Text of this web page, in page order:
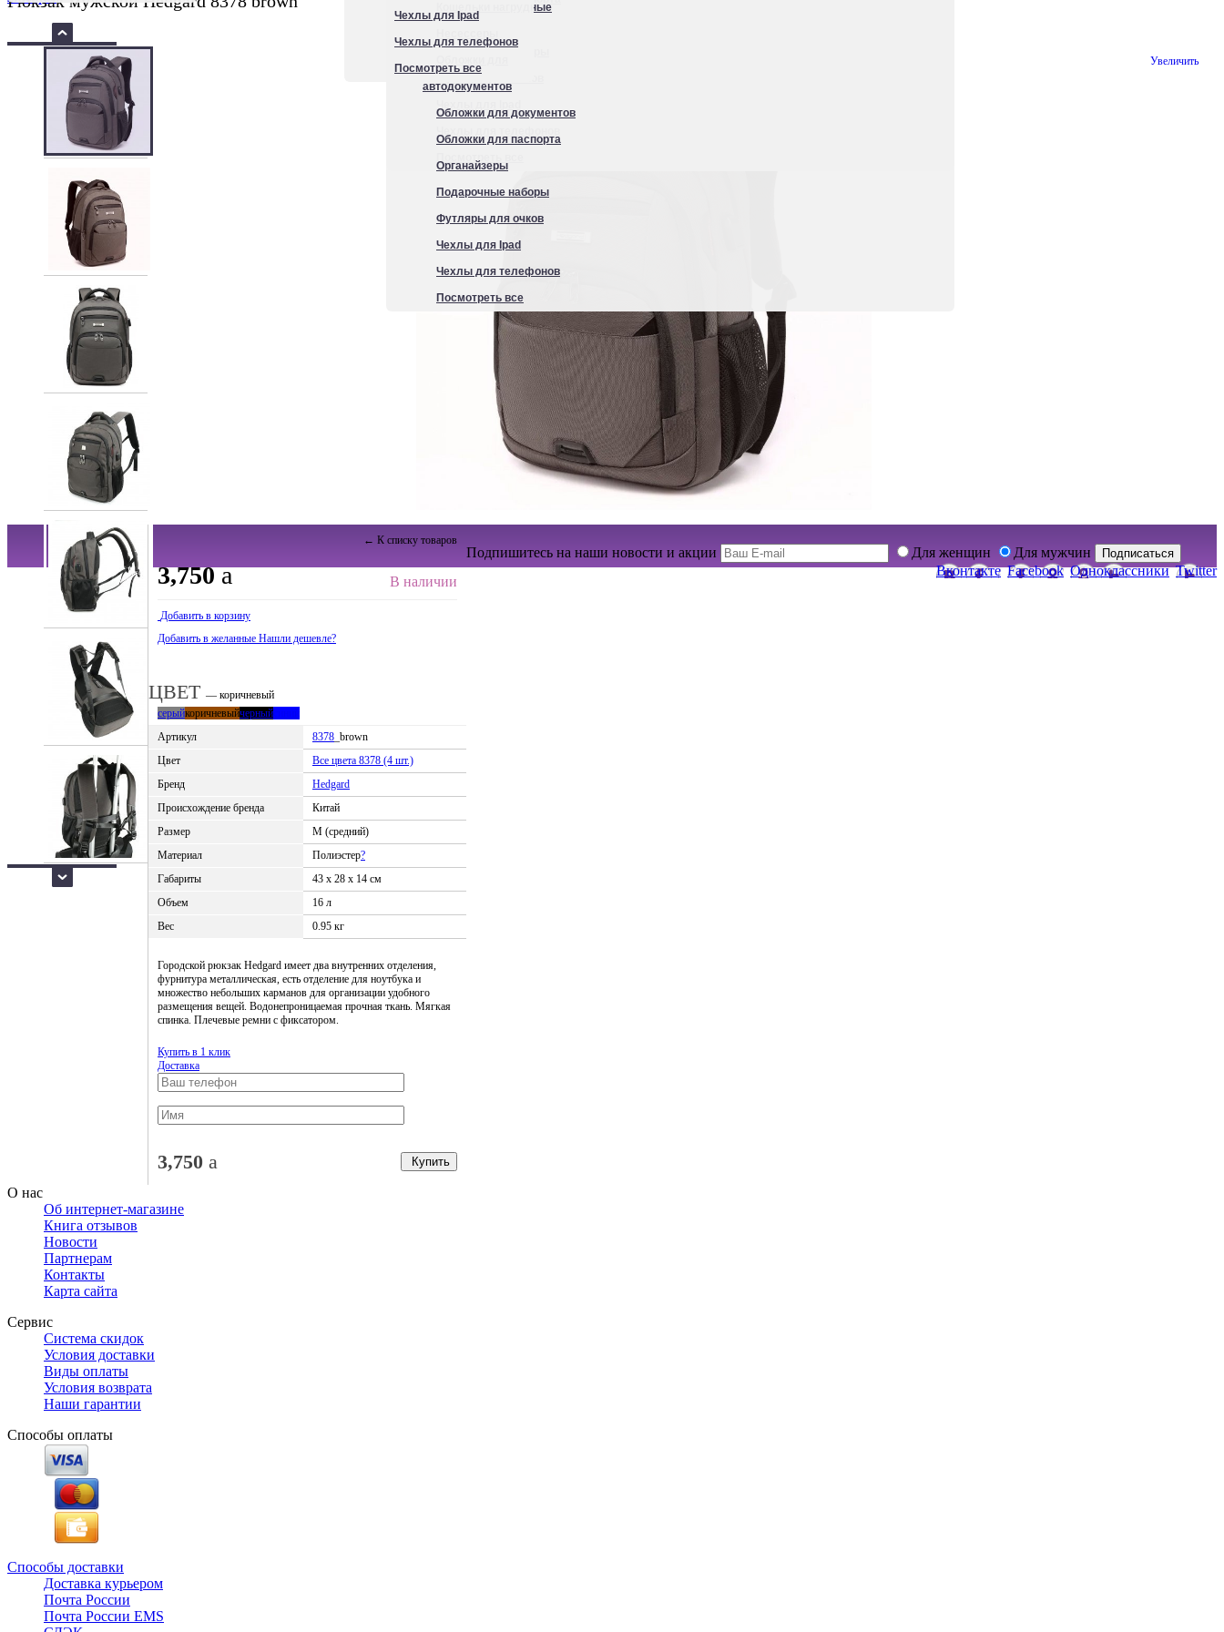
Посмотреть все
Кошельки нагрудные
автодокументов
Обложки для документов
Обложки для паспорта
Органайзеры
Подарочные наборы
Футляры для очков
Чехлы для Ipad
Чехлы для телефонов
Посмотреть все
Чехлы для Ipad
Чехлы для телефонов
Посмотреть все
Увеличить
← К списку товаров
В наличии
3,750 a
Добавить в корзину
Добавить в желанные Нашли дешевле?
ЦВЕТ — коричневый
серыйкоричневыйчерный
Артикул
8378 _brown
Цвет
Все цвета 8378 (4 шт.)
Бренд
Hedgard
Происхождение бренда
Китай
Размер
M (средний)
Материал
Полиэстер?
Габариты
43 х 28 х 14 см
Объем
16 л
Вес
0.95 кг
Городской рюкзак Hedgard имеет два внутренних отделения,
фурнитура металлическая, есть отделение для ноутбука и
множество небольших карманов для организации удобного
размещения вещей. Водонепроницаемая прочная ткань. Мягкая
спинка. Плечевые ремни с фиксатором.
Купить в 1 клик
Доставка
Купить
3,750 a
Подпишитесь на наши новости и акции Для женщин Для мужчин Подписаться
Вконтакте Facebook Одноклассники Twitter
О нас
Об интернет-магазине
Книга отзывов
Новости
Партнерам
Контакты
Карта сайта
Сервис
Система скидок
Условия доставки
Виды оплаты
Условия возврата
Наши гарантии
Способы оплаты
Способы доставки
Доставка курьером
Почта России
Почта России EMS